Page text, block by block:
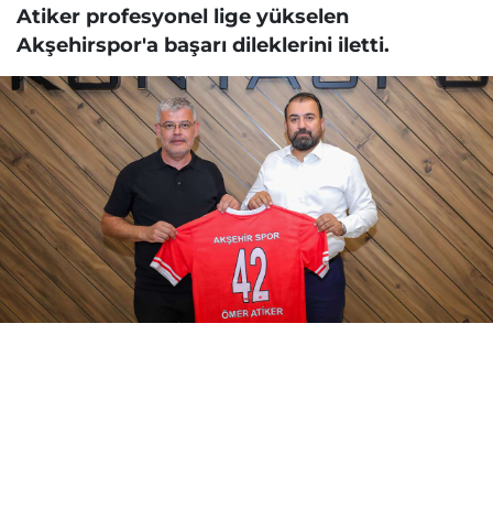
Atiker profesyonel lige yükselen
Akşehirspor'a başarı dileklerini iletti.